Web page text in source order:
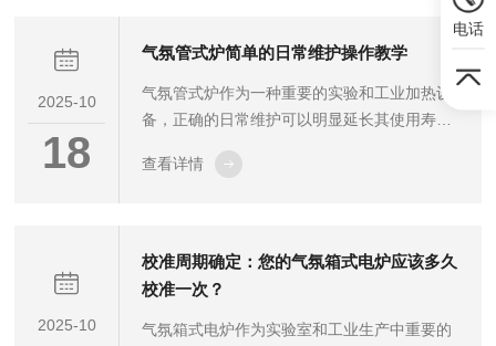
践经验有机结合，才能充分发挥该技术的性，
等工况要求的高品质接头。真空钎焊炉使用全
流程详解。一、核心工艺流程真空钎焊是一种
的先进工艺，其标准作业流程包含以下关键...
2025-10
18
气氛管式炉简单的日常维护操作教学
气氛管式炉作为一种重要的实验和工业加热设
备，正确的日常维护可以明显延长其使用寿命
有效的日常维护操作。每次使用前后，都应进
停止使用并联系专业人员处理。同时，检查炉
体外壳是否有磕碰或损坏，确保所有紧固件都
节。在炉子冷却至室温后，使用干净柔软的布
查看详情
2025-10
校准周期确定：您的气氛箱式电炉应该多久
校准一次？
气氛箱式电炉作为实验室和工业生产中重要的
电话